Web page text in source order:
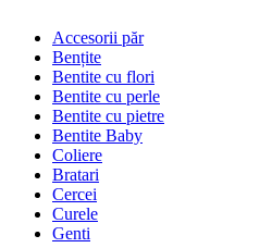
Accesorii păr
Bențite
Bentite cu flori
Bentite cu perle
Bentite cu pietre
Bentite Baby
Coliere
Bratari
Cercei
Curele
Genti